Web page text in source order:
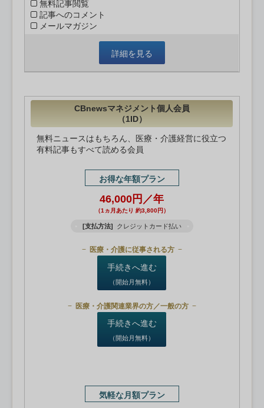
無料記事閲覧
記事へのコメント
メールマガジン
詳細を見る
CBnewsマネジメント個人会員
（1ID）
無料ニュースはもちろん、医療・介護経営に役立つ
有料記事もすべて読める会員
お得な年額プラン
46,000円／年
（1ヵ月あたり 約3,800円）
[支払方法] クレジットカード払い
医療・介護に従事される方
手続きへ進む
（開始月無料）
医療・介護関連業界の方／一般の方
手続きへ進む
（開始月無料）
気軽な月額プラン